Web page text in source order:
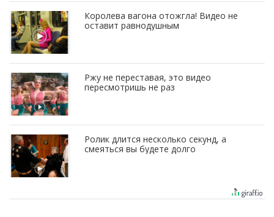
Королева вагона отожгла! Видео не
оставит равнодушным
Ржу не переставая, это видео
пересмотришь не раз
Ролик длится несколько секунд, а
смеяться вы будете долго